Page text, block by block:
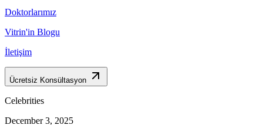
Doktorlarımız
Vitrin'in Blogu
İletişim
Ücretsiz Konsültasyon
Celebrities
December 3, 2025